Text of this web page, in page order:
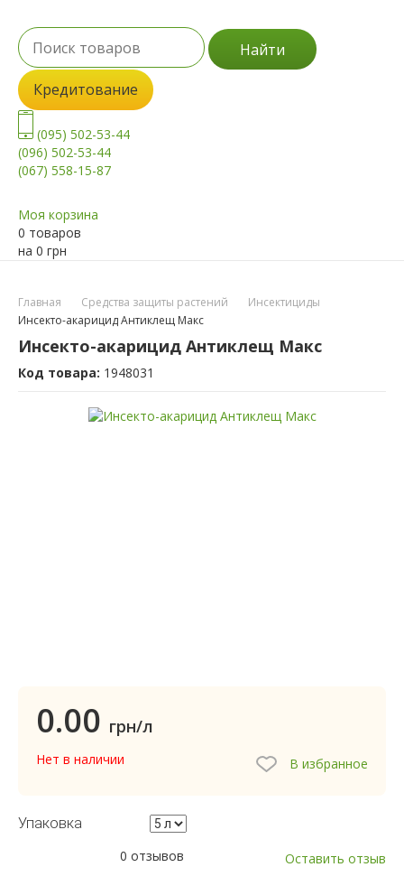
Найти
Кредитование
(095) 502-53-44
(096) 502-53-44
(067) 558-15-87
Моя корзина
0 товаров
на 0 грн
Главная Средства защиты растений
Инсектициды
Инсекто-акарицид Антиклещ Макс
Инсекто-акарицид Антиклещ Макс
Код товара: 1948031
0.00 грн/л
Нет в наличии В избранное
Упаковка
0 отзывов
Оставить отзыв